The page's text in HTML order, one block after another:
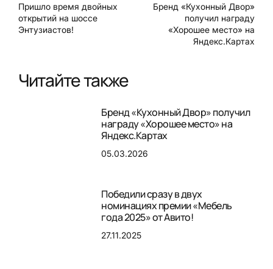
Пришло время двойных
открытий на шоссе
Энтузиастов!
Бренд «Кухонный Двор»
получил награду
«Хорошее место» на
Яндекс.Картах
Читайте также
Бренд «Кухонный Двор» получил
награду «Хорошее место» на
Яндекс.Картах
05.03.2026
Победили сразу в двух
номинациях премии «Мебель
года 2025» от Авито!
27.11.2025